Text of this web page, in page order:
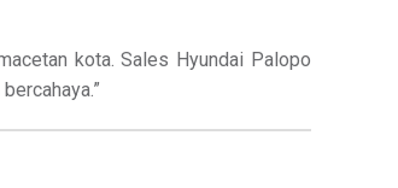
kota. Sales Hyundai Palopo